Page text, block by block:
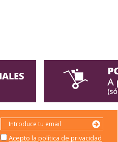
Acepto la política de privacidad